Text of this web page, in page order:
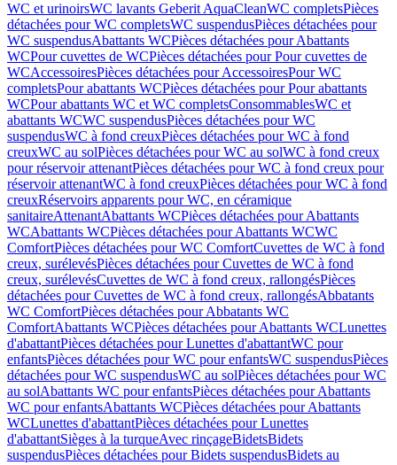
WC et urinoirsWC lavants Geberit AquaCleanWC completsPièces
détachées pour WC completsWC suspendusPièces détachées pour
WC suspendusAbattants WCPièces détachées pour Abattants
WCPour cuvettes de WCPièces détachées pour Pour cuvettes de
WCAccessoiresPièces détachées pour AccessoiresPour WC
completsPour abattants WCPièces détachées pour Pour abattants
WCPour abattants WC et WC completsConsommablesWC et
abattants WCWC suspendusPièces détachées pour WC
suspendusWC à fond creuxPièces détachées pour WC à fond
creuxWC au solPièces détachées pour WC au solWC à fond creux
pour réservoir attenantPièces détachées pour WC à fond creux pour
réservoir attenantWC à fond creuxPièces détachées pour WC à fond
creuxRéservoirs apparents pour WC, en céramique
sanitaireAttenantAbattants WCPièces détachées pour Abattants
WCAbattants WCPièces détachées pour Abattants WCWC
ComfortPièces détachées pour WC ComfortCuvettes de WC à fond
creux, surélevésPièces détachées pour Cuvettes de WC à fond
creux, surélevésCuvettes de WC à fond creux, rallongésPièces
détachées pour Cuvettes de WC à fond creux, rallongésAbbatants
WC ComfortPièces détachées pour Abbatants WC
ComfortAbattants WCPièces détachées pour Abattants WCLunettes
d'abattantPièces détachées pour Lunettes d'abattantWC pour
enfantsPièces détachées pour WC pour enfantsWC suspendusPièces
détachées pour WC suspendusWC au solPièces détachées pour WC
au solAbattants WC pour enfantsPièces détachées pour Abattants
WC pour enfantsAbattants WCPièces détachées pour Abattants
WCLunettes d'abattantPièces détachées pour Lunettes
d'abattantSièges à la turqueAvec rinçageBidetsBidets
suspendusPièces détachées pour Bidets suspendusBidets au